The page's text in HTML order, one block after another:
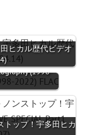
ヒカル歴代ビデオ
(1998-
トップ！宇多田ヒカ